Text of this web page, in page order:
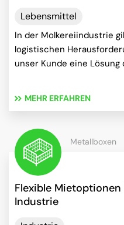
Lebensmittel
In der Molkereiindustrie
logistischen
unser Kunde eine Lösung
MEHR ERFAHREN
Flexible
Industrie
Metallboxen